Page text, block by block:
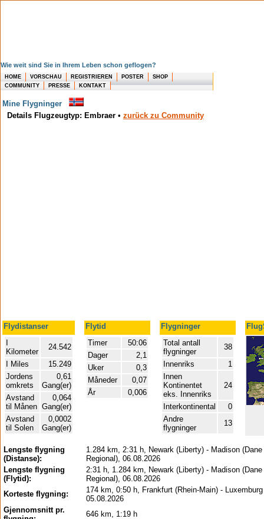
Wie weit sind Sie in Ihrem Leben schon geflogen?
HOME VORSCHAU REGISTRIEREN POSTER
SHOP
COMMUNITY
PRESSE KONTAKT
Mine Flygninger
Details Flugzeugtyp: Embraer • zurück zu Community
Flydistanser Flytid Flygninger
Kilometer
24.542
I Miles
15.249
Jordens
omkrets
0,61
Gang(er)
Avstand
til Månen
0,064
Gang(er)
Avstand
til Solen
0,0002
Gang(er)
Timer
50:06
Dager
2,1
Uker
0,3
Måneder
0,07
År
0,006
Total antall
flygninger
38
Innenriks
1
Innen
Kontinentet
eks. Innenriks
24
Interkontinental
0
Andre
flygninger
13
Lengste flygning
(Distanse):
1.284 km, 2:31 h, Newark (Liberty) - Madison
Regional), 06.08.2026
Lengste flygning
(Flytid):
2:31 h, 1.284 km, Newark (Liberty) - Madison
Regional), 06.08.2026
Korteste flygning:
174 km, 0:50 h, Frankfurt (Rhein-Main) -
05.08.2026
Gjennomsnitt pr.
646 km, 1:19 h